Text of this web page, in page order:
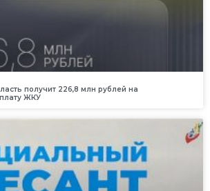
получит 226,8 млн рублей на
ЖКУ